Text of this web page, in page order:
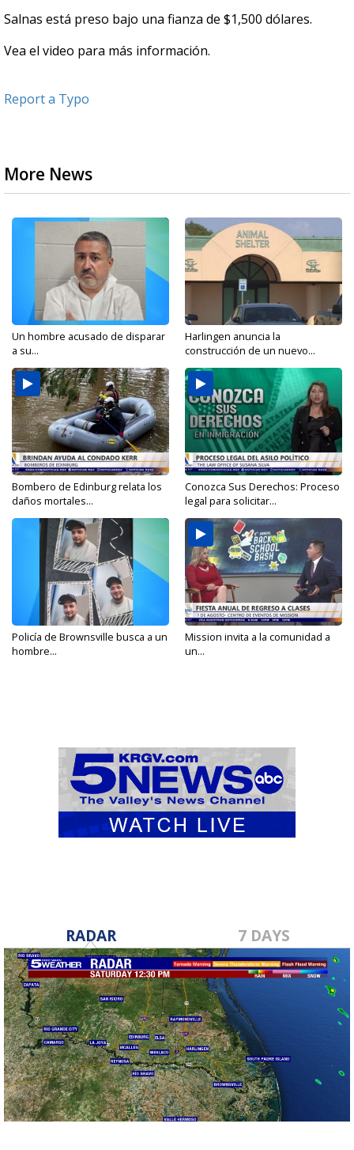
Salnas está preso bajo una fianza de $1,500 dólares.
Vea el video para más información.
Report a Typo
More News
Un hombre acusado de disparar
a su...
Harlingen anuncia la
construcción de un nuevo...
Bombero de Edinburg relata los
daños mortales...
Conozca Sus Derechos: Proceso
legal para solicitar...
Policía de Brownsville busca a un
hombre...
Mission invita a la comunidad a
un...
RADAR 7 DAYS